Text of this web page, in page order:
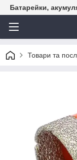
Батарейки,
Товари та